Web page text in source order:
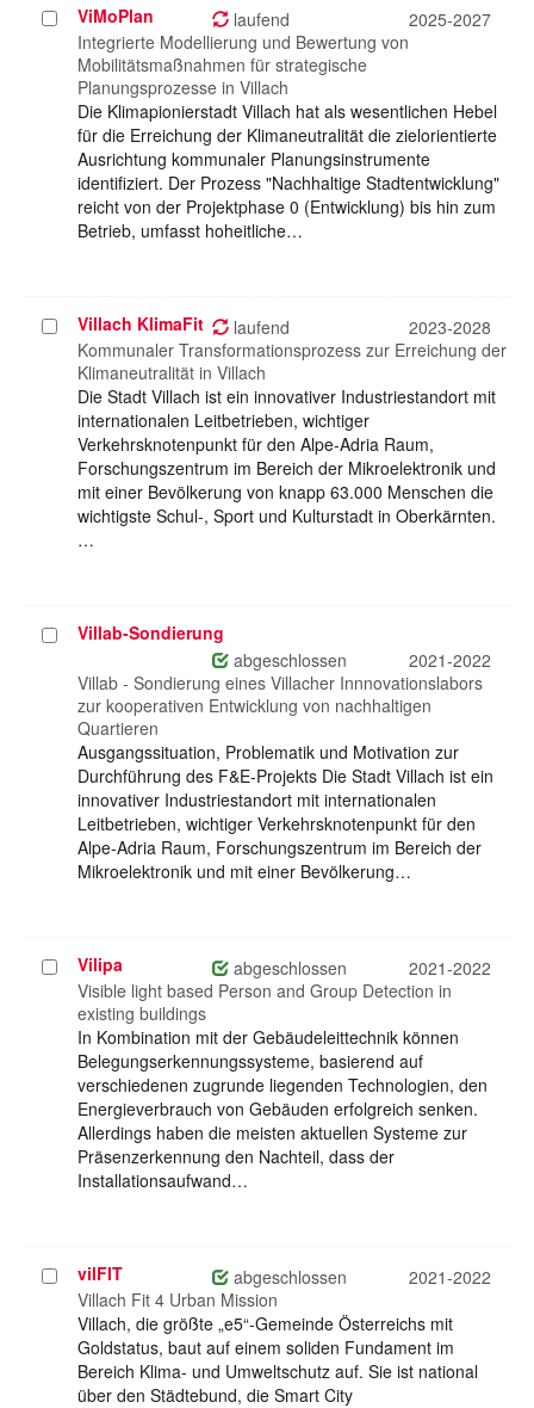
Projekt
auswählen
ViMoPlan laufend
2025-2027
Integrierte Modellierung und Bewertung von
Mobilitätsmaßnahmen für strategische
Planungsprozesse in Villach
Die Klimapionierstadt Villach hat als wesentlichen Hebel
für die Erreichung der Klimaneutralität die zielorientierte
Ausrichtung kommunaler Planungsinstrumente
identifiziert. Der Prozess "Nachhaltige Stadtentwicklung"
reicht von der Projektphase 0 (Entwicklung) bis hin zum
Betrieb, umfasst hoheitliche…
Projekt
auswählen
Villach KlimaFit laufend
2023-2028
Kommunaler Transformationsprozess zur Erreichung der
Klimaneutralität in Villach
Die Stadt Villach ist ein innovativer Industriestandort mit
internationalen Leitbetrieben, wichtiger
Verkehrsknotenpunkt für den Alpe-Adria Raum,
Forschungszentrum im Bereich der Mikroelektronik und
mit einer Bevölkerung von knapp 63.000 Menschen die
wichtigste Schul-, Sport und Kulturstadt in Oberkärnten.
…
ProjektVillab-Sondierung
abgeschlossen
2021-2022
Villab - Sondierung eines Villacher Innnovationslabors
zur kooperativen Entwicklung von nachhaltigen
Quartieren
Ausgangssituation, Problematik und Motivation zur
Durchführung des F&E-Projekts Die Stadt Villach ist ein
innovativer Industriestandort mit internationalen
Leitbetrieben, wichtiger Verkehrsknotenpunkt für den
Alpe-Adria Raum, Forschungszentrum im Bereich der
Mikroelektronik und mit einer Bevölkerung…
Projekt
auswählen
Vilipa abgeschlossen
2021-2022
Visible light based Person and Group Detection in
existing buildings
In Kombination mit der Gebäudeleittechnik können
Belegungserkennungssysteme, basierend auf
verschiedenen zugrunde liegenden Technologien, den
Energieverbrauch von Gebäuden erfolgreich senken.
Allerdings haben die meisten aktuellen Systeme zur
Präsenzerkennung den Nachteil, dass der
Installationsaufwand…
Projekt
auswählen
vilFIT abgeschlossen
2021-2022
Villach Fit 4 Urban Mission
Villach, die größte „e5“-Gemeinde Österreichs mit
Goldstatus, baut auf einem soliden Fundament im
Bereich Klima- und Umweltschutz auf. Sie ist national
über den Städtebund, die Smart City